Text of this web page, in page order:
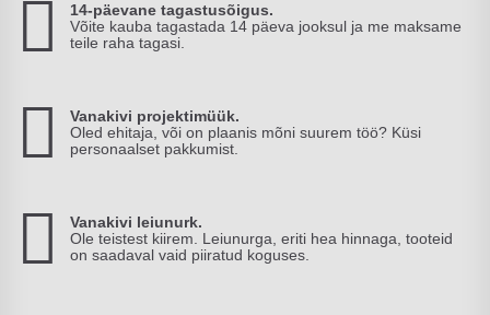
14-päevane tagastusõigus.
Võite kauba tagastada 14 päeva jooksul ja me maksame
teile raha tagasi.
Vanakivi projektimüük.
Oled ehitaja, või on plaanis mõni suurem töö? Küsi
personaalset pakkumist.
Vanakivi leiunurk.
Ole teistest kiirem. Leiunurga, eriti hea hinnaga, tooteid
on saadaval vaid piiratud koguses.